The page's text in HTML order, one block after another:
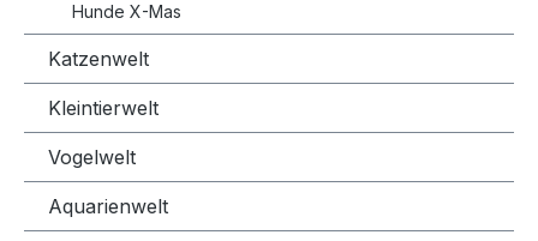
Hunde X-Mas
Katzenwelt
Kleintierwelt
Vogelwelt
Aquarienwelt